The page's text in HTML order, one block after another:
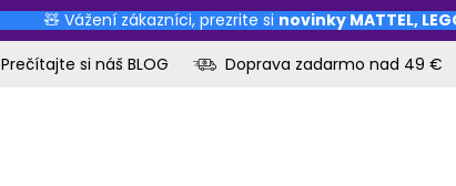
🧸 Vážení zákazníci, prezrite si novinky MATTEL,
Prečítajte si náš BLOG Doprava zadarmo nad 49 €